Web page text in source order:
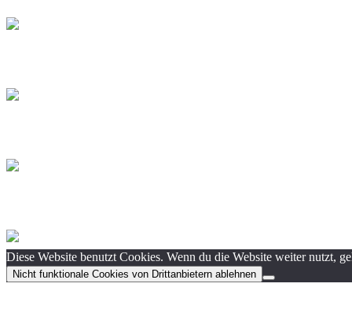
Diese Website benutzt Cookies. Wenn du die Website weiter nutzt,
Nicht funktionale Cookies von Drittanbietern ablehnen